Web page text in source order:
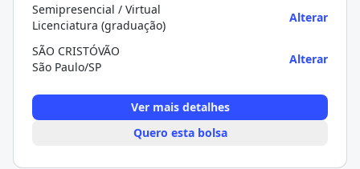
Semipresencial / Virtual
Licenciatura (graduação)
Alterar
SÃO CRISTÓVÃO
São Paulo/SP
Alterar
Ver mais detalhes
Quero esta bolsa